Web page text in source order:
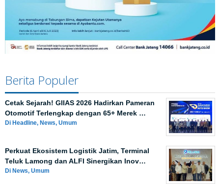
Berita Populer
Cetak Sejarah! GIIAS 2026 Hadirkan Pameran
Otomotif Terlengkap dengan 65+ Merek …
Di Headline, News, Umum
Perkuat Ekosistem Logistik Jatim, Terminal
Teluk Lamong dan ALFI Sinergikan Inov…
Di News, Umum